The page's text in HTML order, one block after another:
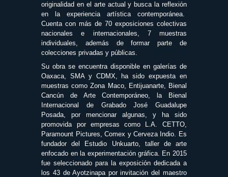
originalidad en el arte actual y busca la reflexión
en la experiencia artística contemporánea.
Cuenta con más de 70 exposiciones colectivas
nacionales e internacionales, 7 muestras
individuales, además de formar parte de
colecciones privadas y públicas.
Su obra se encuentra disponible en galerías de
Oaxaca, SMA y CDMX, ha sido expuesta en
muestras como Zona Maco, Entijuanarte, Bienal
Cancún de Arte Contemporáneo, la Bienal
Internacional de Grabado José Guadalupe
Posada, por mencionar algunas, y ha sido
promovida por empresas como L.A. CETTO,
Paramount Pictures, Comex y Cerveza Indio. Es
fundador del Estudio Unkuarto, taller de arte
enfocado en la experimentación gráfica. En 2015
fue seleccionado para la exposición dedicada a
los 43 de Ayotzinapa por invitación del maestro